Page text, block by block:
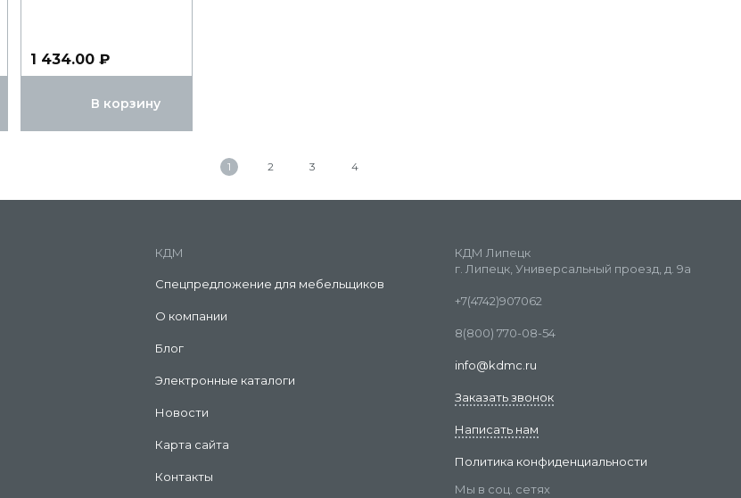
1 434.00 ₽
В корзину
1 2 3 4
КДМ
Спецпредложение для мебельщиков
О компании
Блог
Электронные каталоги
Новости
Карта сайта
Контакты
КДМ Липецк
г. Липецк, Универсальный проезд, д. 9а
+7(4742)907062
8(800) 770-08-54
info@kdmc.ru
Заказать звонок
Написать нам
Политика конфиденциальности
Мы в соц. сетях